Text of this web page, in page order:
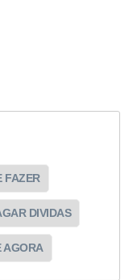
FAZER
DIVIDAS
AGORA